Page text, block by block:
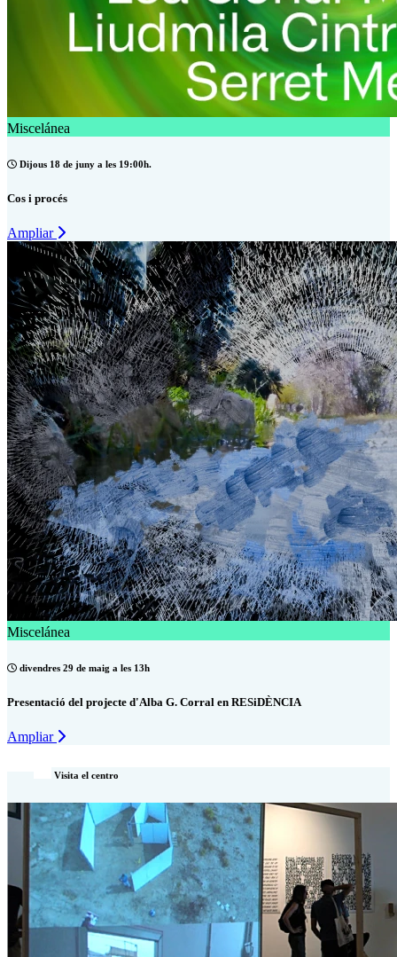
Miscelánea
Dijous 18 de juny a les 19:00h.
Cos i procés
Ampliar
Miscelánea
divendres 29 de maig a les 13h
Presentació del projecte d'Alba G. Corral en RESiDÈNCIA
Ampliar
Visita el centro